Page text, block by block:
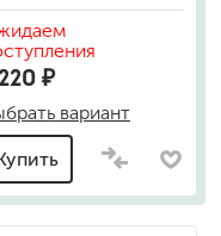
₽
вариант